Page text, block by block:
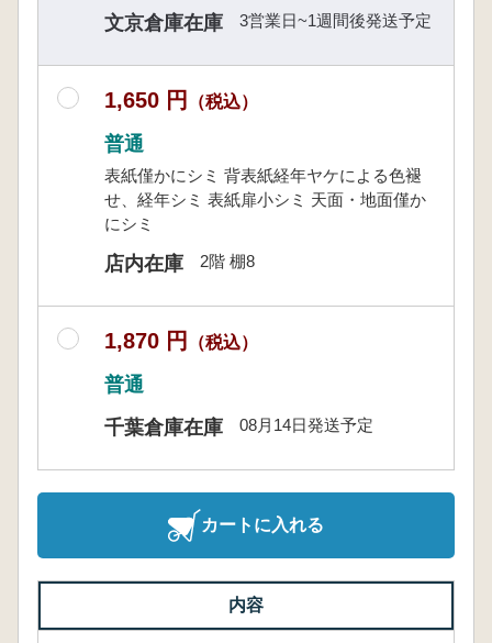
文京倉庫在庫 3営業日~1週間後発送予定
1,650 円 （税込）
普通
表紙僅かにシミ 背表紙経年ヤケによる色褪
せ、経年シミ 表紙扉小シミ 天面・地面僅か
にシミ
店内在庫 2階 棚8
1,870 円 （税込）
普通
千葉倉庫在庫
08月14日発送予定
カートに入れる
内容